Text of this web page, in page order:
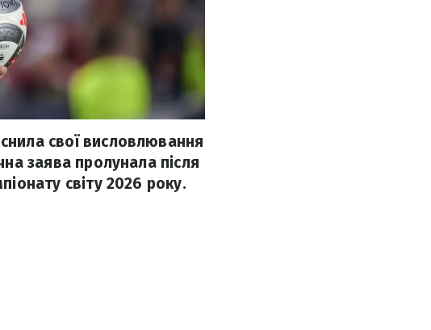
свої висловлювання
заява пролунала після
світу 2026 року.